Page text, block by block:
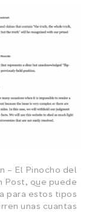
– El Pinocho del
Post, que puede
para estos tipos
unas cuantas